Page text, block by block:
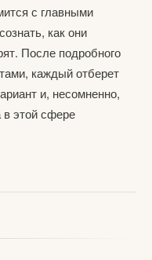
с главными
как они
После подробного
каждый отберет
и, несомненно,
в этой сфере